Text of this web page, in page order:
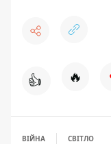
👍 🔥
ВІЙНА СВІТЛО